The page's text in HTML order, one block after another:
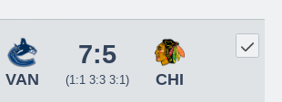
VAN
7:5
(1:1 3:3 3:1) CHI